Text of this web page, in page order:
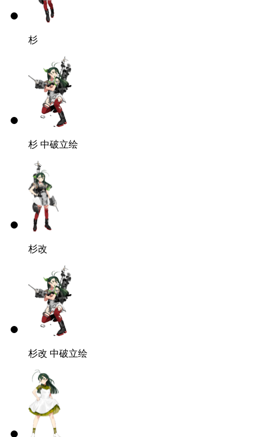
杉
杉 中破立绘
杉改
杉改 中破立绘